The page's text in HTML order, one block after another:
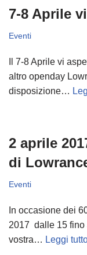
7-8 Aprile
Eventi
Il 7-8 Aprile vi
altro openday
disposizione…
2 aprile
di
Eventi
In occasione dei
2017 dalle 15 fino
vostra… Leggi